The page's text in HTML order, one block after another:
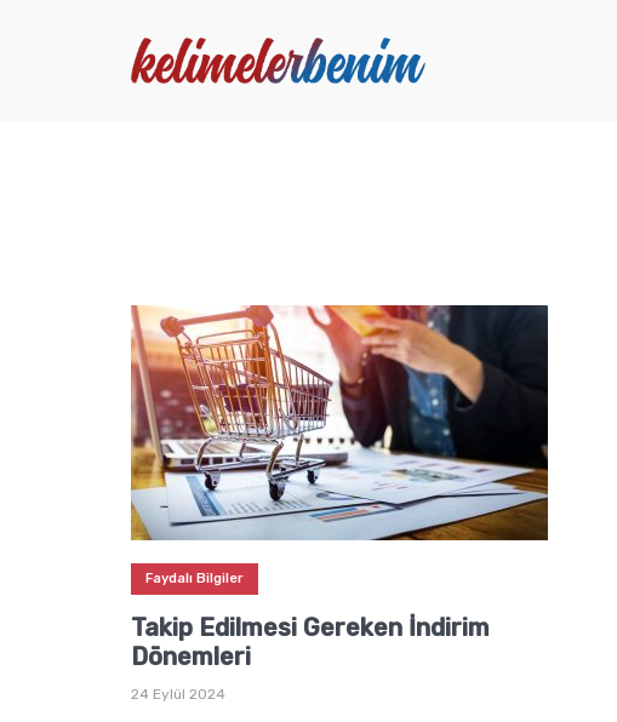
Faydalı Bilgiler
Takip Edilmesi Gereken İndirim
Dönemleri
24 Eylül 2024